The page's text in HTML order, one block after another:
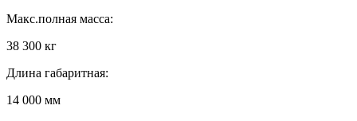
Макс.полная масса:
38 300 кг
Длина габаритная:
14 000 мм